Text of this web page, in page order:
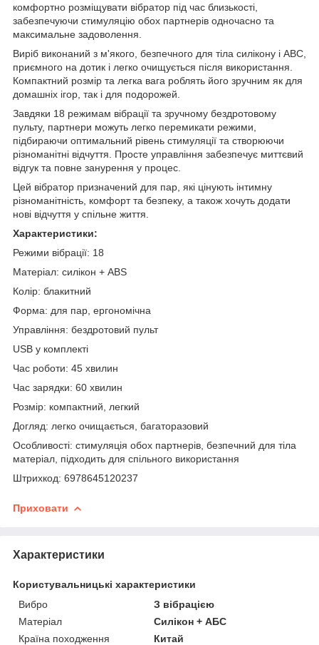
комфортно розміщувати вібратор під час близькості,
забезпечуючи стимуляцію обох партнерів одночасно та
максимальне задоволення.
Виріб виконаний з м'якого, безпечного для тіла силікону і АВС,
приємного на дотик і легко очищується після використання.
Компактний розмір та легка вага роблять його зручним як для
домашніх ігор, так і для подорожей.
Завдяки 18 режимам вібрації та зручному бездротовому
пульту, партнери можуть легко перемикати режими,
підбираючи оптимальний рівень стимуляції та створюючи
різноманітні відчуття. Просте управління забезпечує миттєвий
відгук та повне занурення у процес.
Цей вібратор призначений для пар, які цінують інтимну
різноманітність, комфорт та безпеку, а також хочуть додати
нові відчуття у спільне життя.
Характеристики:
Режими вібрації: 18
Матеріал: силікон + ABS
Колір: блакитний
Форма: для пар, ергономічна
Управління: бездротовий пульт
USB у комплекті
Час роботи: 45 хвилин
Час зарядки: 60 хвилин
Розмір: компактний, легкий
Догляд: легко очищається, багаторазовий
Особливості: стимуляція обох партнерів, безпечний для тіла
матеріал, підходить для спільного використання
Штрихкод: 6978645120237
Приховати
Характеристики
Користувальницькі характеристики
Вибро
З вібрацією
Матеріал
Силікон + АБС
Країна походження
Китай